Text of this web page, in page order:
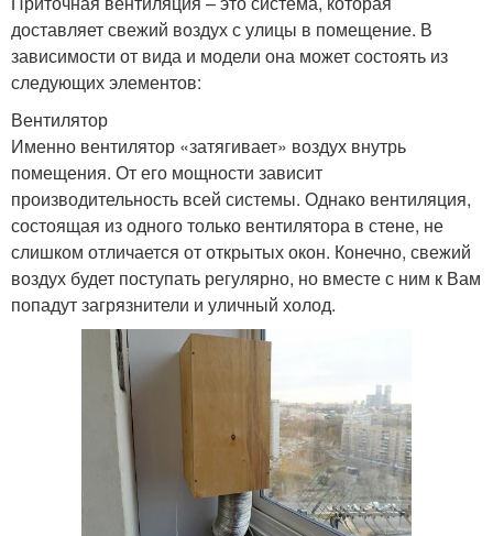
доставляет свежий воздух с улицы в помещение. В
зависимости от вида и модели она может состоять из
следующих элементов:
Вентилятор
Именно вентилятор «затягивает» воздух внутрь
помещения. От его мощности зависит
производительность всей системы. Однако вентиляция,
состоящая из одного только вентилятора в стене, не
слишком отличается от открытых окон. Конечно, свежий
воздух будет поступать регулярно, но вместе с ним к Вам
попадут загрязнители и уличный холод.